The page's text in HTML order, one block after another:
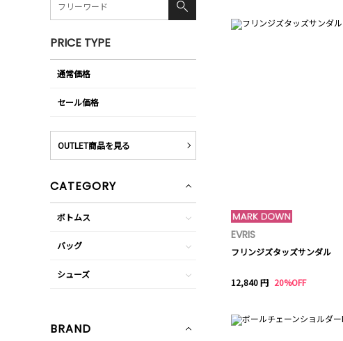
EVRIS
フリンジズタッズサンダル
12,840 円 20%OFF
PRICE TYPE
通常価格
セール価格
OUTLET商品を見る
CATEGORY
ボトムス
バッグ
シューズ
BRAND